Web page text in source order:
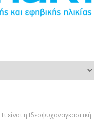
Τι είναι η Ιδεοψυχαναγκαστική